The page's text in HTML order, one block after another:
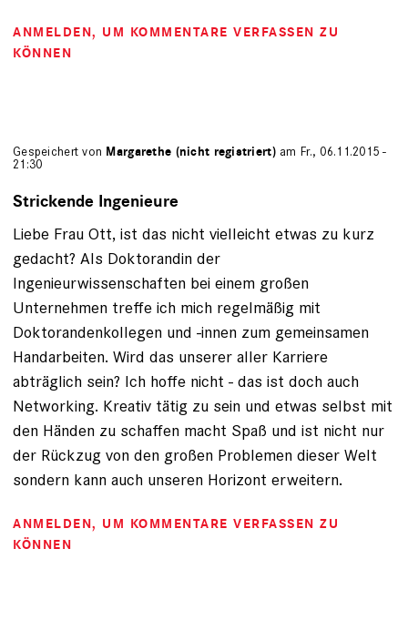
ANMELDEN, UM KOMMENTARE VERFASSEN ZU
KÖNNEN
Gespeichert von Margarethe (nicht registriert)am Fr., 06.11.2015 -
21:30
Strickende Ingenieure
Liebe Frau Ott, ist das nicht vielleicht etwas zu kurz
gedacht? Als Doktorandin der
Ingenieurwissenschaften bei einem großen
Unternehmen treffe ich mich regelmäßig mit
Doktorandenkollegen und -innen zum gemeinsamen
Handarbeiten. Wird das unserer aller Karriere
abträglich sein? Ich hoffe nicht - das ist doch auch
Networking. Kreativ tätig zu sein und etwas selbst mit
den Händen zu schaffen macht Spaß und ist nicht nur
der Rückzug von den großen Problemen dieser Welt
sondern kann auch unseren Horizont erweitern.
ANMELDEN, UM KOMMENTARE VERFASSEN ZU
KÖNNEN